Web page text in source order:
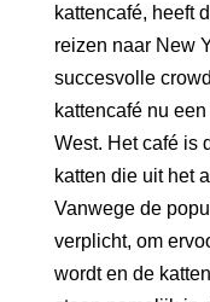
kattencafé, heeft
reizen naar New
succesvolle
kattencafé nu
West. Het café is
katten die uit het
Vanwege de
verplicht, om
wordt en de